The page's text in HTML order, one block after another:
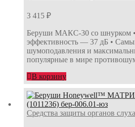
3 415 ₽
Беруши МАКС-30 со шнурком •
эффективность — 37 дБ •
шумоподавления и
популярные в мире
В корзину
Средства защиты органов слуха